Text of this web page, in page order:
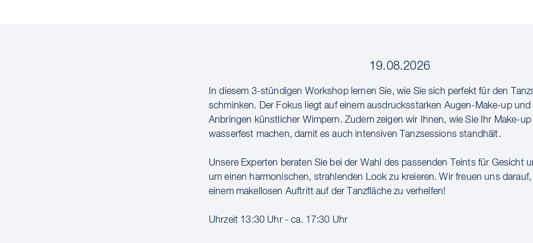
19.08.2026
In diesem 3-stündigen Workshop lernen Sie, wie Sie sich perfekt für den
schminken. Der Fokus liegt auf einem ausdrucksstarken Augen-Make-up und
Anbringen künstlicher Wimpern. Zudem zeigen wir Ihnen, wie Sie Ihr Make-
wasserfest machen, damit es auch intensiven Tanzsessions standhält.
Unsere Experten beraten Sie bei der Wahl des passenden Teints für Gesicht
um einen harmonischen, strahlenden Look zu kreieren. Wir freuen uns
einem makellosen Auftritt auf der Tanzfläche zu verhelfen!
Uhrzeit 13:30 Uhr - ca. 17:30 Uhr